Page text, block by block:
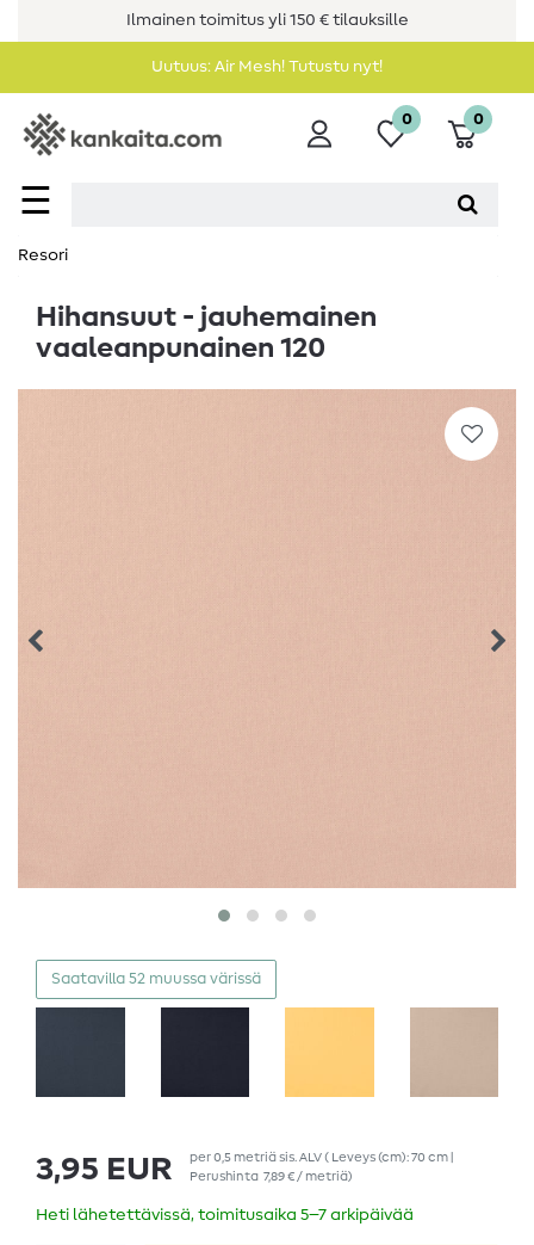
Ilmainen toimitus yli 150 € tilauksille
Uutuus: Air Mesh! Tutustu nyt!
☰
0 0
Resori
Hihansuut - jauhemainen
vaaleanpunainen 120
Saatavilla 52 muussa värissä
3,95 EUR per0,5 metriäsis. ALV( Leveys (cm): 70 cm |
Perushinta 7,89 € / metriä)
Heti lähetettävissä, toimitusaika 5–7 arkipäivää